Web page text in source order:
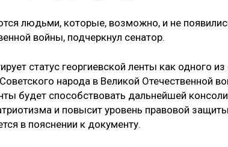
людьми, которые, возможно, и не
войны, подчеркнул сенатор.
статус георгиевской ленты как одного
народа в Великой Отечественной
будет способствовать дальнейшей
и повысит уровень правовой
в пояснении к документу.